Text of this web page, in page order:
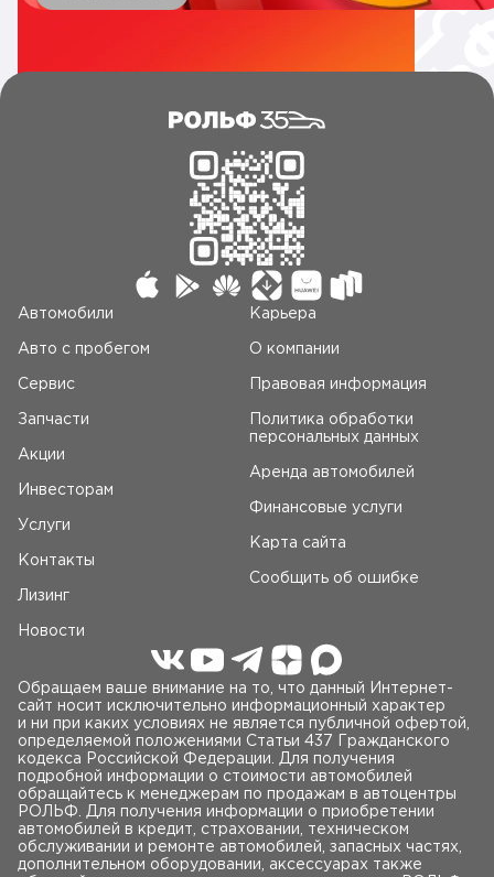
Автомобили
Авто c пробегом
Сервис
Запчасти
Акции
Инвесторам
Услуги
Контакты
Лизинг
Новости
Карьера
О компании
Правовая информация
Политика обработки
персональных данных
Аренда автомобилей
Финансовые услуги
Карта сайта
Сообщить об ошибке
Обращаем ваше внимание на то, что данный Интернет-
сайт носит исключительно информационный характер
и ни при каких условиях не является публичной офертой,
определяемой положениями Статьи 437 Гражданского
кодекса Российской Федерации. Для получения
подробной информации о стоимости автомобилей
обращайтесь к менеджерам по продажам в автоцентры
РОЛЬФ. Для получения информации о приобретении
автомобилей в кредит, страховании, техническом
обслуживании и ремонте автомобилей, запасных частях,
дополнительном оборудовании, аксессуарах также